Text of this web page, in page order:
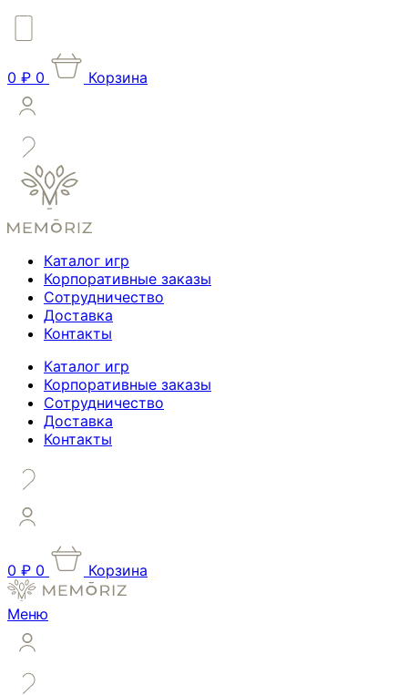
0 ₽ 0 Корзина
Каталог игр
Корпоративные заказы
Сотрудничество
Доставка
Контакты
Каталог игр
Корпоративные заказы
Сотрудничество
Доставка
Контакты
0 ₽ 0 Корзина
Меню